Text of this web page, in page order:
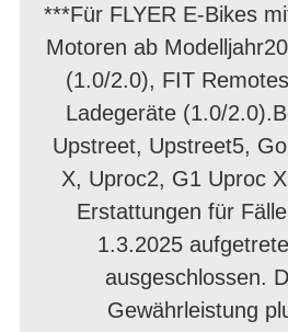
***Für FLYER E-Bikes
Motoren ab
(1.0/2.0), FIT
Ladegeräte (1.0/
Upstreet, Upstreet5,
X, Uproc2, G1 Uproc
Erstattungen für
1.3.2025
ausgeschlossen.
Gewährleistung